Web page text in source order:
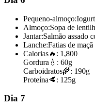
Pequeno-almoço:
Almoço:Sopa de
Jantar:Salmão assado
Lanche:Fatias de
Calorias🔥: 1,800
Gordura 💧: 60g
Carboidratos🌾: 190g
Proteína🥩: 125g
Dia 7